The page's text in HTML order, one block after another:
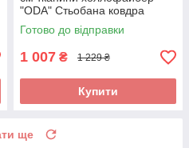
"ODA" Стьобана ковдра
Готово до відправки
1 007 ₴ 1 229 ₴
Купити
ще